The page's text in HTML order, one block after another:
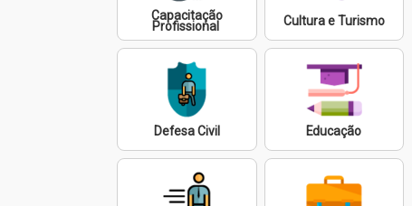
Capacitação
Profissional Cultura e Turismo
Defesa Civil Educação